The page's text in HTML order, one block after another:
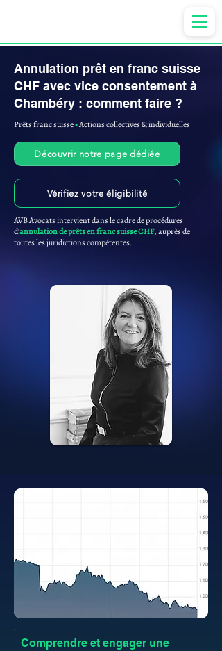
Annulation prêt en franc suisse
CHF avec vice consentement à
Chambéry : comment faire ?
Prêts franc suisse▪︎Actions collectives & individuelles
Découvrir notre page dédiée
Vérifiez votre éligibilité
AVB Avocats intervient dans le cadre de procédures
d'annulation de prêts en franc suisse CHF, auprès de
toutes les juridictions compétentes.
Comprendre et engager une